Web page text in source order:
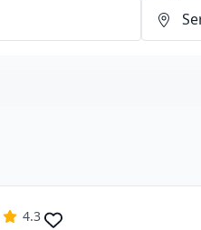
4.3